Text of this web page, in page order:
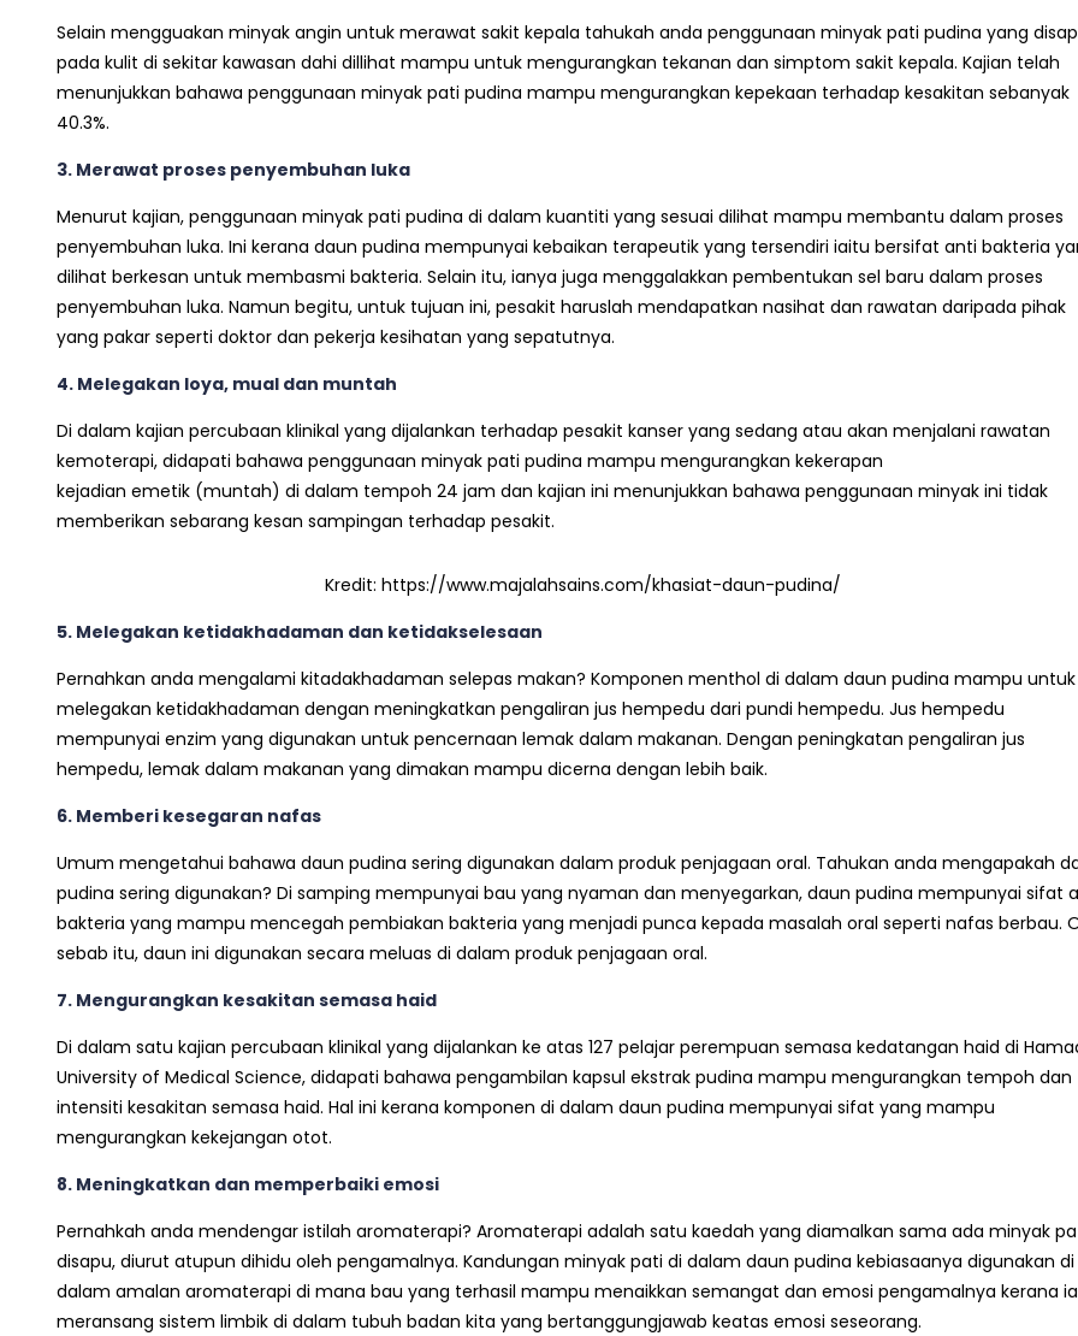
Selain mengguakan minyak angin untuk merawat sakit kepala tahukah anda penggunaan minyak pati pudina yang
pada kulit di sekitar kawasan dahi dillihat mampu untuk mengurangkan tekanan dan simptom sakit kepala. Kajian telah
menunjukkan bahawa penggunaan minyak pati pudina mampu mengurangkan kepekaan terhadap kesakitan sebanyak
40.3%.
3. Merawat proses penyembuhan luka
Menurut kajian, penggunaan minyak pati pudina di dalam kuantiti yang sesuai dilihat mampu membantu dalam proses
penyembuhan luka. Ini kerana daun pudina mempunyai kebaikan terapeutik yang tersendiri iaitu bersifat anti bakteria
dilihat berkesan untuk membasmi bakteria. Selain itu, ianya juga menggalakkan pembentukan sel baru dalam proses
penyembuhan luka. Namun begitu, untuk tujuan ini, pesakit haruslah mendapatkan nasihat dan rawatan daripada pihak
yang pakar seperti doktor dan pekerja kesihatan yang sepatutnya.
4. Melegakan loya, mual dan muntah
Di dalam kajian percubaan klinikal yang dijalankan terhadap pesakit kanser yang sedang atau akan menjalani rawatan
kemoterapi, didapati bahawa penggunaan minyak pati pudina mampu mengurangkan kekerapan
kejadian emetik (muntah) di dalam tempoh 24 jam dan kajian ini menunjukkan bahawa penggunaan minyak ini tidak
memberikan sebarang kesan sampingan terhadap pesakit.
Kredit: https://www.majalahsains.com/khasiat-daun-pudina/
5. Melegakan ketidakhadaman dan ketidakselesaan
Pernahkan anda mengalami kitadakhadaman selepas makan? Komponen menthol di dalam daun pudina mampu untuk
melegakan ketidakhadaman dengan meningkatkan pengaliran jus hempedu dari pundi hempedu. Jus hempedu
mempunyai enzim yang digunakan untuk pencernaan lemak dalam makanan. Dengan peningkatan pengaliran jus
hempedu, lemak dalam makanan yang dimakan mampu dicerna dengan lebih baik.
6. Memberi kesegaran nafas
Umum mengetahui bahawa daun pudina sering digunakan dalam produk penjagaan oral. Tahukan anda mengapakah
pudina sering digunakan? Di samping mempunyai bau yang nyaman dan menyegarkan, daun pudina mempunyai sifat
bakteria yang mampu mencegah pembiakan bakteria yang menjadi punca kepada masalah oral seperti nafas berbau.
sebab itu, daun ini digunakan secara meluas di dalam produk penjagaan oral.
7. Mengurangkan kesakitan semasa haid
Di dalam satu kajian percubaan klinikal yang dijalankan ke atas 127 pelajar perempuan semasa kedatangan haid di
University of Medical Science, didapati bahawa pengambilan kapsul ekstrak pudina mampu mengurangkan tempoh dan
intensiti kesakitan semasa haid. Hal ini kerana komponen di dalam daun pudina mempunyai sifat yang mampu
mengurangkan kekejangan otot.
8. Meningkatkan dan memperbaiki emosi
Pernahkah anda mendengar istilah aromaterapi? Aromaterapi adalah satu kaedah yang diamalkan sama ada minyak
disapu, diurut atupun dihidu oleh pengamalnya. Kandungan minyak pati di dalam daun pudina kebiasaanya digunakan di
dalam amalan aromaterapi di mana bau yang terhasil mampu menaikkan semangat dan emosi pengamalnya kerana
meransang sistem limbik di dalam tubuh badan kita yang bertanggungjawab keatas emosi seseorang.